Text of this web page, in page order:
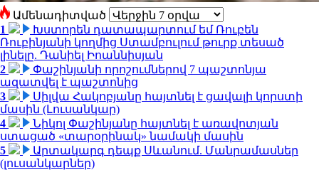
Ամենադիտված
1
Խստորեն դատապարտում եմ Ռուբեն
Ռուբինյանի կողմից Ստամբուլում թուրք տեսած
լինելը. Դանիել Իոաննիսյան
2
Փաշինյանի որոշումներով 7 պաշտոնյա
ազատվել է պաշտոնից
3
Սիլվա Հակոբյանը հայտնել է ցավալի կորստի
մասին (Լուսանկար)
4
Նիկոլ Փաշինյանը հայտնել է առավոտյան
ստացած «տարօրինակ» նամակի մասին
5
Արտակարգ դեպք Սևանում. Մանրամասներ
(լուսանկարներ)